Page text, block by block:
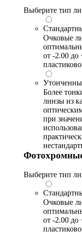
Выберите тип
Очковые
от -2.00 до
Более
линзы из
при
Выберите тип
Очковые
от -2.00 до